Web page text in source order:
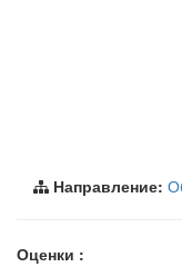
Направление:
Оценки :